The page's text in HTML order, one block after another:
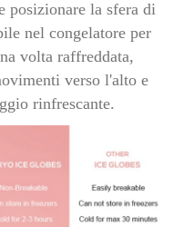
posizionare la sfera di
nel congelatore per
volta raffreddata,
verso l'alto e
rinfrescante.